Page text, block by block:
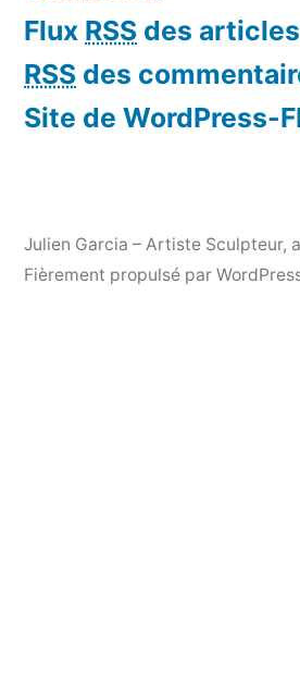
Flux RSS des articles
RSS des
Site de WordPress-
Julien Garcia – Artiste Sculpteur,
Fièrement propulsé par